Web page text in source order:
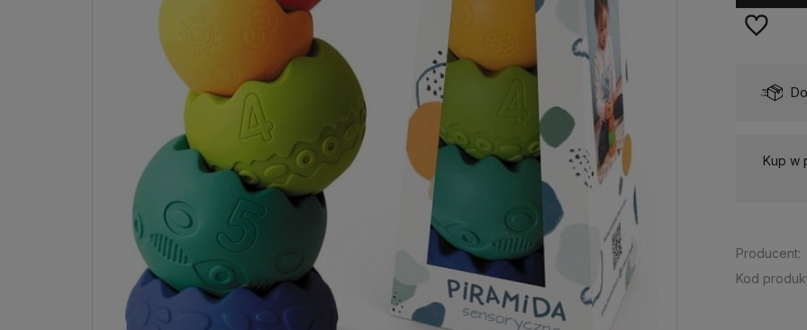
- InPost Paczkomaty 24/7 Dostępność: Dostępny
Kup w
Producent:
Kod